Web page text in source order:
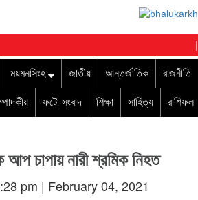
ময়মনসিংহ জাতীয় আন্তর্জাতিক রাজনীতি
ফটো সংবাদ শিক্ষা সাহিত্য রাশিফল
আপ চাপায় নারী শ্রমিক নিহত
pm | February 04, 2021